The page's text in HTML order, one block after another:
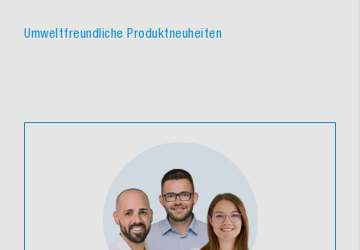
Umweltfreundliche Produktneuheiten